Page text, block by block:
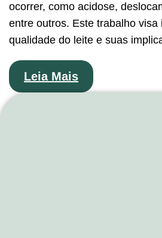
ocorrer, como acidose,
entre outros. Este trabalho
qualidade do leite e suas
Leia Mais